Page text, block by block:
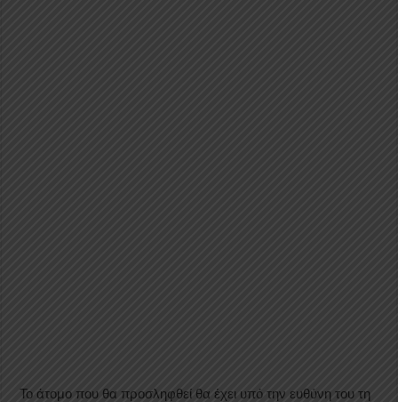
Το άτομο που θα προσληφθεί θα έχει υπό την ευθύνη του τη